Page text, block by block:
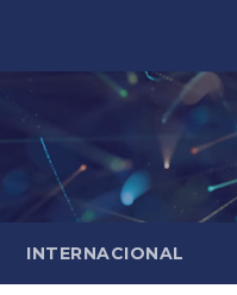
INTERNACIONAL